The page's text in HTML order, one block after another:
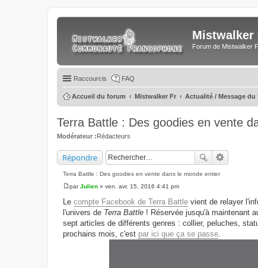
Mistwalker
Forum de Mistwalker
Raccourcis FAQ
Accueil du forum Mistwalker Fr Actualité / Message du
Terra Battle : Des goodies en vente
Modérateur :Rédacteurs
Répondre
Terra Battle : Des goodies en vente dans le monde entier
M
s
s
g
e
parJulien » ven. avr. 15, 2016 4:41 pm
Le compte Facebook de Terra Battle vient de relayer
l'univers de Terra Battle ! Réservée jusqu'à maintenant
sept articles de différents genres : collier, peluches,
prochains mois, c'est par ici que ça se passe